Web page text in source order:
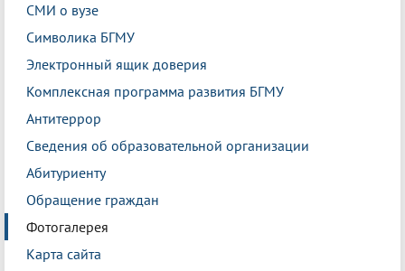
СМИ о вузе
Символика БГМУ
Электронный ящик доверия
Комплексная программа развития БГМУ
Антитеррор
Сведения об образовательной организации
Абитуриенту
Обращение граждан
Фотогалерея
Карта сайта